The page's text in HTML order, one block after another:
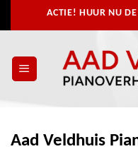
naar
ACTIE! HUUR NU
Aad Veldhuis